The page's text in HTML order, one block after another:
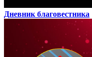
Дневник благовестника